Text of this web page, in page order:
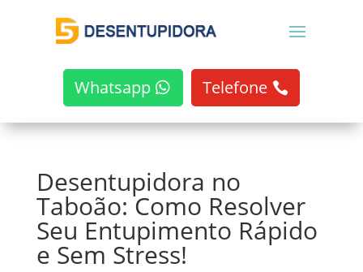
Whatsapp Telefone
Desentupidora no
Taboão: Como Resolver
Seu Entupimento Rápido
e Sem Stress!